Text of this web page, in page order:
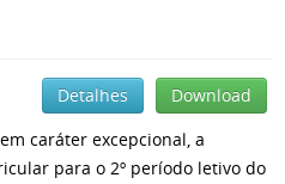
Download
Detalhes
caráter excepcional, a
para o 2º período letivo do